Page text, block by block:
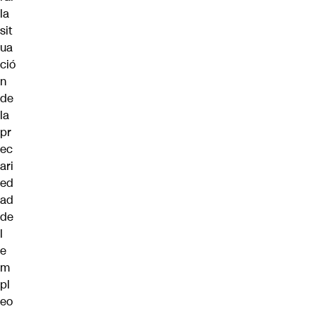
la
sit
ua
ció
n
de
la
pr
ec
ari
ed
ad
de
l
e
m
pl
eo